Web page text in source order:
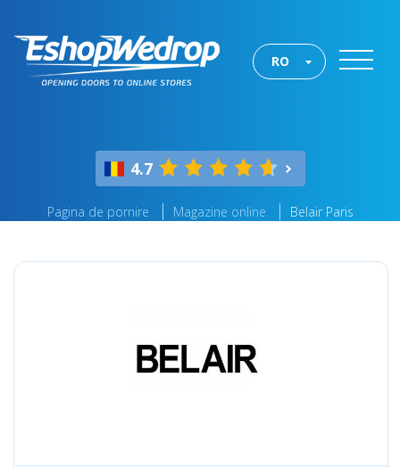
RO
4.7
Pagina de pornire Magazine online Belair Paris